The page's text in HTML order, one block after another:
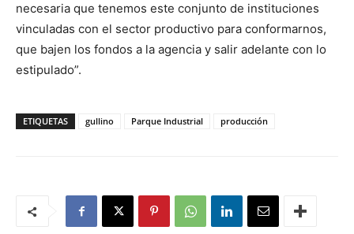
necesaria que tenemos este conjunto de instituciones
vinculadas con el sector productivo para conformarnos,
que bajen los fondos a la agencia y salir adelante con lo
estipulado”.
ETIQUETAS gullino Parque Industrial producción